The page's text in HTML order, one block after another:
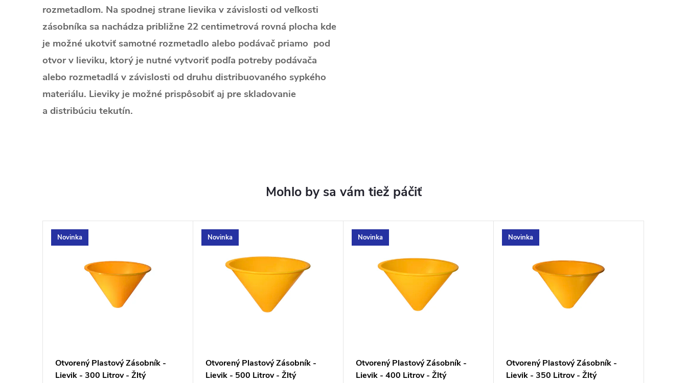
rozmetadlom. Na spodnej strane lievika v závislosti od veľkosti
zásobníka sa nachádza približne 22 centimetrová rovná plocha kde
je možné ukotviť samotné rozmetadlo alebo podávač priamo pod
otvor v lieviku, ktorý je nutné vytvoriť podľa potreby podávača
alebo rozmetadlá v závislosti od druhu distribuovaného sypkého
materiálu. Lieviky je možné prispôsobiť aj pre skladovanie
a distribúciu tekutín.
Novinka
Otvorený Plastový Zásobník -
Lievik - 300 Litrov - Žltý
Novinka
Otvorený Plastový Zásobník -
Lievik - 500 Litrov - Žltý
Novinka
Otvorený Plastový Zásobník -
Lievik - 400 Litrov - Žltý
Novinka
Otvorený Plastový Zásobník -
Lievik - 350 Litrov - Žltý